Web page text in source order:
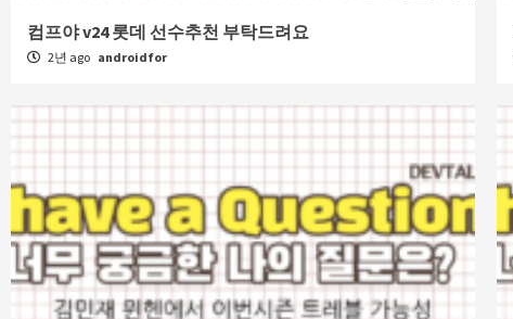
컴프야 v24 롯데 선수추천 부탁드려요
2년 ago androidfor